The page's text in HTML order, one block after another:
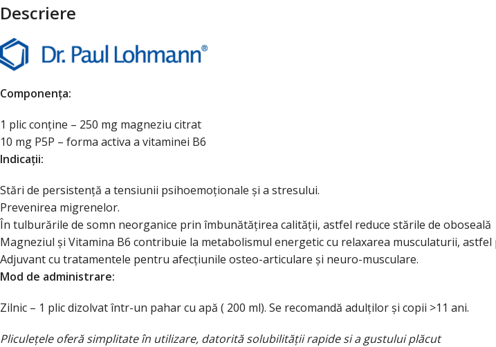
Descriere
Componența:
1 plic conține – 250 mg magneziu citrat
10 mg P5P – forma activa a vitaminei B6
Indicații:
Stări de persistență a tensiunii psihoemoționale și a stresului.
Prevenirea migrenelor.
În tulburările de somn neorganice prin îmbunătățirea calității, astfel reduce stările de oboseală
Magneziul și Vitamina B6 contribuie la metabolismul energetic cu relaxarea musculaturii,
Adjuvant cu tratamentele pentru afecțiunile osteo-articulare și neuro-musculare.
Mod de administrare:
Zilnic – 1 plic dizolvat într-un pahar cu apă ( 200 ml). Se recomandă adulților și copii >11 ani.
Pliculețele oferă simplitate în utilizare, datorită solubilității rapide si a gustului plăcut